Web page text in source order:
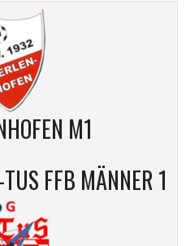
M1
FFB MÄNNER 1